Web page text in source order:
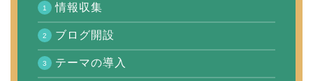
情報収集
ブログ開設
テーマの導入